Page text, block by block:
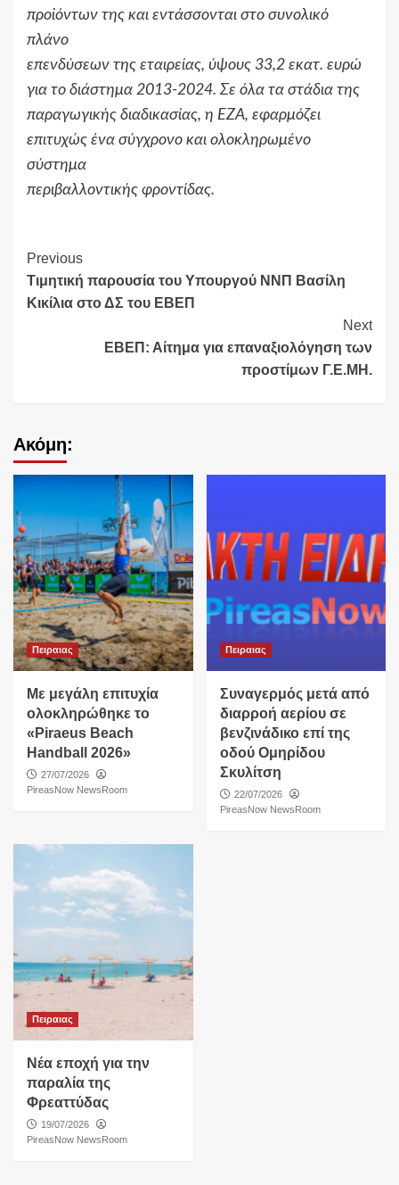
προϊόντων της και εντάσσονται στο συνολικό
πλάνο
επενδύσεων της εταιρείας, ύψους 33,2 εκατ. ευρώ
για το διάστημα 2013-2024. Σε όλα τα στάδια της
παραγωγικής διαδικασίας, η ΕΖΑ, εφαρμόζει
επιτυχώς ένα σύγχρονο και ολοκληρωμένο
σύστημα
περιβαλλοντικής φροντίδας.
Continue
Reading
Previous
Τιμητική παρουσία του Υπουργού ΝΝΠ Βασίλη
Κικίλια στο ΔΣ του ΕΒΕΠ
Next
ΕΒΕΠ: Αίτημα για επαναξιολόγηση των
προστίμων Γ.Ε.ΜΗ.
Ακόμη:
Πειραιας
Με μεγάλη επιτυχία
ολοκληρώθηκε το
«Piraeus Beach
Handball 2026»
27/07/2026
PireasNow NewsRoom
Πειραιας
Συναγερμός μετά από
διαρροή αερίου σε
βενζινάδικο επί της
οδού Ομηρίδου
Σκυλίτση
22/07/2026
PireasNow NewsRoom
Πειραιας
Νέα εποχή για την
παραλία της
Φρεαττύδας
19/07/2026
PireasNow NewsRoom